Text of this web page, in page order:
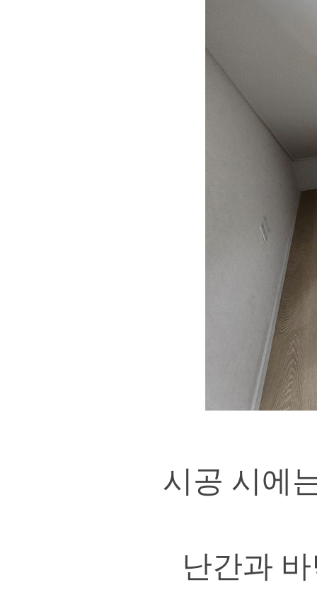
시공 시에
난간과